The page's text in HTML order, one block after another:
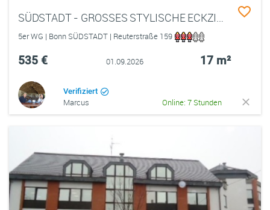
SÜDSTADT - GROSSES STYLISCHE ECKZIMMER IN STUDENTINNEN-WG
5er WG | Bonn SÜDSTADT | Reuterstraße 159
535 € 01.09.2026 17 m²
Verifiziert
Marcus Online: 7 Stunden